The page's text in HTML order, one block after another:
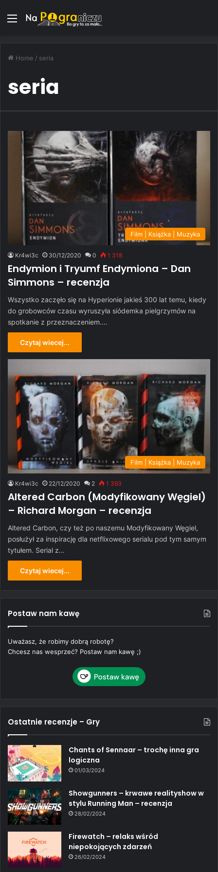
Menu
Home / seria
seria
Film | Książka | Muzyka
Kr4wi3c 30/12/2020 0 1 318
Endymion i Tryumf Endymiona – Dan
Simmons – recenzja
Wszystko zaczęło się na Hyperionie jakieś 300 lat temu, kiedy
do grobowców czasu wyruszyła siódemka pielgrzymów na
spotkanie z przeznaczeniem.…
Czytaj wiecej...
Film | Książka | Muzyka
Kr4wi3c 22/12/2020 2 1 393
Altered Carbon (Modyfikowany Węgiel)
– Richard Morgan – recenzja
Altered Carbon, czy też po naszemu Modyfikowany Węgiel,
posłużył za inspirację dla netflixowego serialu pod tym samym
tytułem. Serial z…
Czytaj wiecej...
Postaw nam kawę
Uważasz, że robimy dobrą robotę?
Chcesz nas wesprzeć? Postaw nam kawę ;)
Ostatnie recenzje – Gry
Chants of Sennaar – trochę inna gra
logiczna
01/03/2024
Showgunners – krwawe realityshow w
stylu Running Man – recenzja
28/02/2024
Firewatch – relaks wśród
niepokojących zdarzeń
26/02/2024